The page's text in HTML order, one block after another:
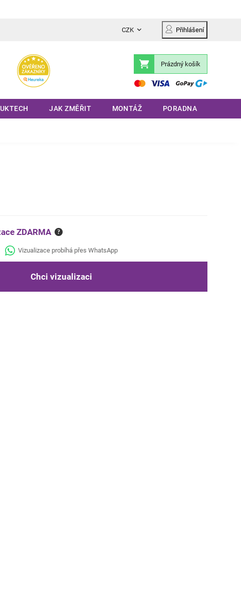
CZK Přihlášení
Nákupní
košík
Prázdný košík
JAK ZMĚŘIT MONTÁŽ PORADNA
ZDARMA ?
Vizualizace probíhá přes WhatsApp
Chci vizualizaci